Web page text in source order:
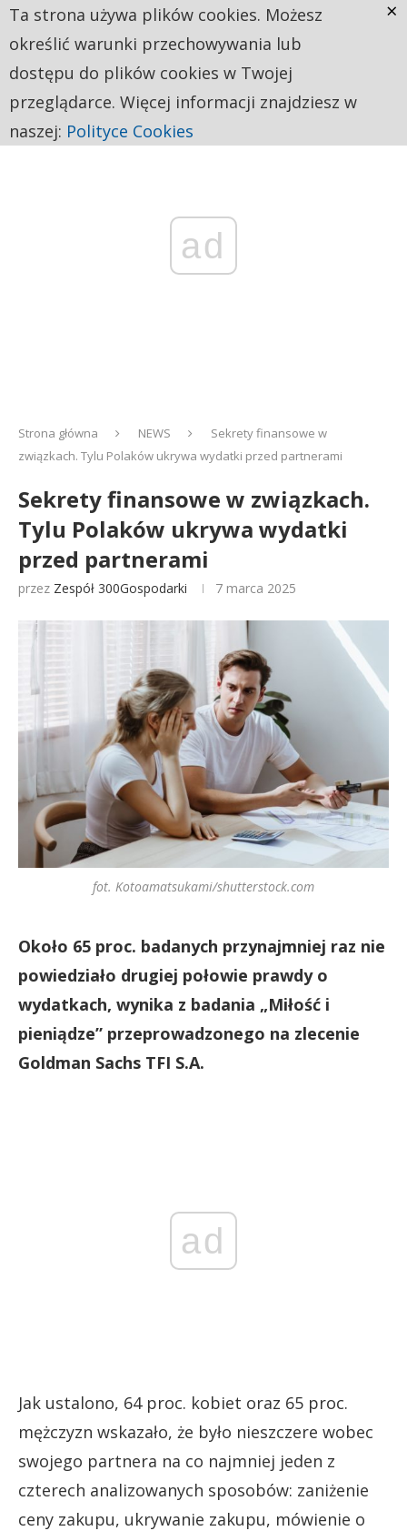
ad
Strona główna NEWS
Sekrety finansowe w
związkach. Tylu Polaków ukrywa wydatki przed partnerami
Sekrety finansowe w związkach.
Tylu Polaków ukrywa wydatki
przed partnerami
przez Zespół 300Gospodarki 7 marca 2025
fot. Kotoamatsukami/shutterstock.com
Około 65 proc. badanych przynajmniej raz nie
powiedziało drugiej połowie prawdy o
wydatkach, wynika z badania „Miłość i
pieniądze” przeprowadzonego na zlecenie
Goldman Sachs TFI S.A.
ad
Jak ustalono, 64 proc. kobiet oraz 65 proc.
mężczyzn wskazało, że było nieszczere wobec
swojego partnera na co najmniej jeden z
czterech analizowanych sposobów: zaniżenie
ceny zakupu, ukrywanie zakupu, mówienie o
Ta strona używa plików cookies. Możesz
określić warunki przechowywania lub
dostępu do plików cookies w Twojej
przeglądarce. Więcej informacji znajdziesz w
naszej: Polityce Cookies
×